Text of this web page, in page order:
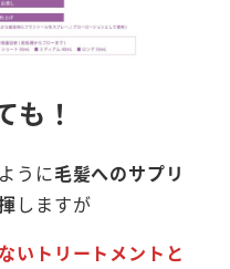
！
うに毛髪へのサプリ
しますが
いトリートメントと